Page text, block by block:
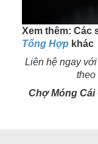
Xem thêm: Các
Tổng Hợp khác
Liên hệ ngay
theo
Chợ Móng Cái